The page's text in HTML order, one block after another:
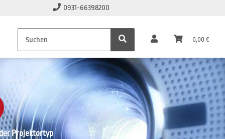
0931-66398200
0,00 €
Projektortyp